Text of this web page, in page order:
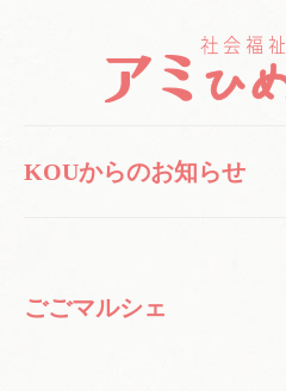
KOUからのお知らせ
ごごマルシェ